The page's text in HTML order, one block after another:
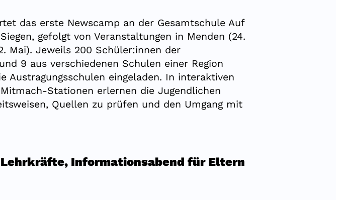
das erste Newscamp an der Gesamtschule Auf
gefolgt von Veranstaltungen in Menden (24.
Mai). Jeweils 200 Schüler:innen der
9 aus verschiedenen Schulen einer Region
Austragungsschulen eingeladen. In interaktiven
Stationen erlernen die Jugendlichen
Quellen zu prüfen und den Umgang mit
Informationsabend für Eltern